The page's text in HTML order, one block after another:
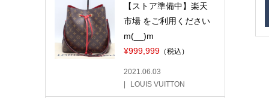
【ストア準備中】楽天
市場 をご利用ください
m(__)m
¥999,999（税込）
2021.06.03
LOUIS VUITTON